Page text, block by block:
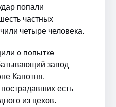
попали
частных
четыре человека.
о попытке
завод
Капотня.
есть
из цехов.